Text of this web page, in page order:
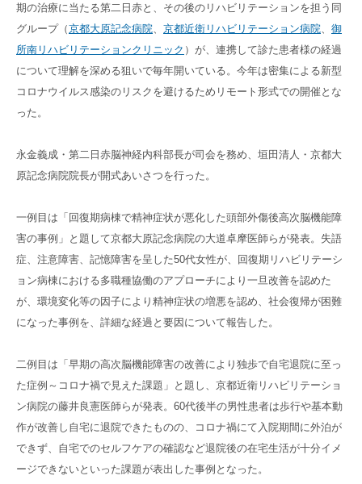
フロアガイド
どんな入院生活を過ごすの？
入院中の方へ
料金
マイナンバーカードの健康保険証利用について
訪問看護ステーション
居宅介護支援事業所
グループサイト
京都大原記念病院
御所南リハビリ
採用 サイト
期の治療に当たる第二日赤と、その後のリハビリテーションを担う同
グループ（京都大原記念病院、 京都近衛リハビリテーション病院、 御
所南リハビリテーションクリニック ）が、連携して診た患者様の経過
について理解を深める狙いで毎年開いている。今年は密集による新型
コロナウイルス感染のリスクを避けるためリモート形式での開催とな
った。
永金義成・第二日赤脳神経内科部長が司会を務め、垣田清人・京都大
原記念病院院長が開式あいさつを行った。
一例目は「回復期病棟で精神症状が悪化した頭部外傷後高次脳機能障
害の事例」と題して京都大原記念病院の大道卓摩医師らが発表。失語
症、注意障害、記憶障害を呈した50代女性が、回復期リハビリテーシ
ョン病棟における多職種協働のアプローチにより一旦改善を認めた
が、環境変化等の因子により精神症状の増悪を認め、社会復帰が困難
になった事例を、詳細な経過と要因について報告した。
二例目は「早期の高次脳機能障害の改善により独歩で自宅退院に至っ
た症例～コロナ禍で見えた課題」と題し、京都近衛リハビリテーショ
ン病院の藤井良憲医師らが発表。60代後半の男性患者は歩行や基本動
作が改善し自宅に退院できたものの、コロナ禍にて入院期間に外泊が
できず、自宅でのセルフケアの確認など退院後の在宅生活が十分イメ
ージできないといった課題が表出した事例となった。